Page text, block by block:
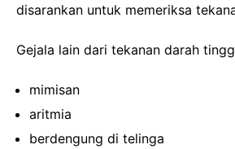
disarankan untuk memeriksa
Gejala lain dari tekanan darah
mimisan
aritmia
berdengung di telinga